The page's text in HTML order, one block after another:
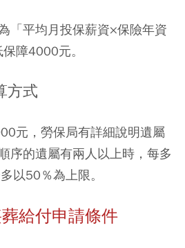
「平均月投保薪資×保險年資
障4000元。
方式
元，勞保局有詳細說明遺屬
序的遺屬有兩人以上時，每多
以50％為上限。
給付申請條件